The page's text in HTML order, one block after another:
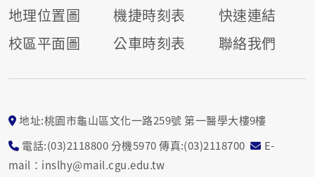
地理位置圖
校區平面圖
機捷時刻表
公車時刻表
快速連結
聯絡我們
地址:桃園市龜山區文化一路259號 第一醫學大樓9樓
電話:(03)2118800 分機5970 傳真:(03)2118700
E-
mail：inslhy@mail.cgu.edu.tw